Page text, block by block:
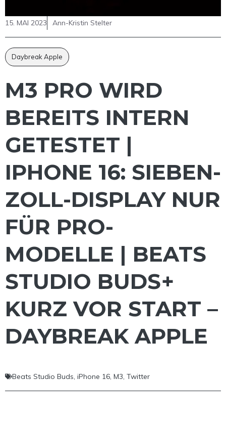
15. MAI 2023 Ann-Kristin Stelter
Daybreak Apple
M3 PRO WIRD
BEREITS INTERN
GETESTET |
IPHONE 16: SIEBEN-
ZOLL-DISPLAY NUR
FÜR PRO-
MODELLE | BEATS
STUDIO BUDS+
KURZ VOR START –
DAYBREAK APPLE
Beats Studio Buds, iPhone 16, M3, Twitter